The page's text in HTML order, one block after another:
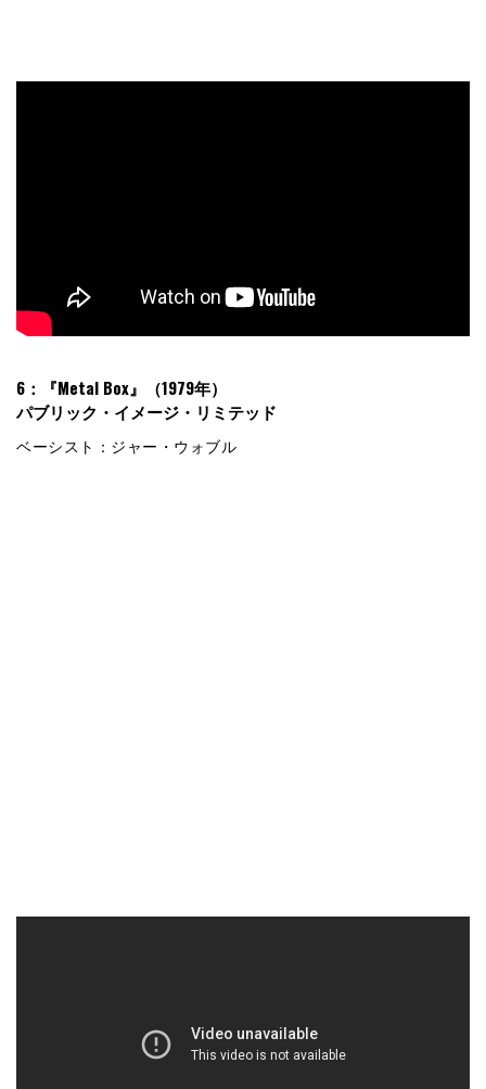
6：『Metal Box』（1979年）
パブリック・イメージ・リミテッド
ベーシスト：ジャー・ウォブル